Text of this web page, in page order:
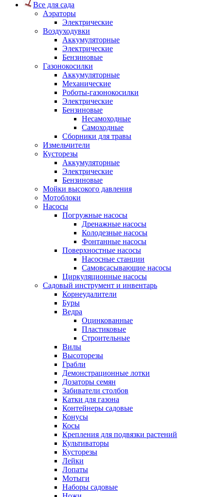
Все для сада
Аэраторы
Электрические
Воздуходувки
Аккумуляторные
Электрические
Бензиновые
Газонокосилки
Аккумуляторные
Механические
Роботы-газонокосилки
Электрические
Бензиновые
Несамоходные
Самоходные
Сборники для травы
Измельчители
Кусторезы
Аккумуляторные
Электрические
Бензиновые
Мойки высокого давления
Мотоблоки
Насосы
Погружные насосы
Дренажные насосы
Колодезные насосы
Фонтанные насосы
Поверхностные насосы
Насосные станции
Самовсасывающие насосы
Циркуляционные насосы
Садовый инструмент и инвентарь
Корнеудалители
Буры
Ведра
Оцинкованные
Пластиковые
Строительные
Вилы
Высоторезы
Грабли
Демонстрационные лотки
Дозаторы семян
Забиватели столбов
Катки для газона
Контейнеры садовые
Конусы
Косы
Крепления для подвязки растений
Культиваторы
Кусторезы
Лейки
Лопаты
Мотыги
Наборы садовые